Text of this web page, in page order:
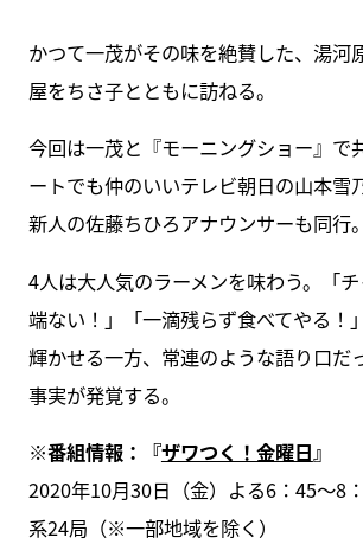
かつて一茂がその味を絶賛した、湯河
屋をちさ子とともに訪ねる。
今回は一茂と『モーニングショー』で
ートでも仲のいいテレビ朝日の山本雪
新人の佐藤ちひろアナウンサーも同行。
4人は大人気のラーメンを味わう。「
端ない！」「一滴残らず食べてやる！
輝かせる一方、常連のような語り口だ
事実が発覚する。
※番組情報：『ザワつく！金曜日』
2020年10月30日（金）よる6：45～8
系24局（※一部地域を除く）